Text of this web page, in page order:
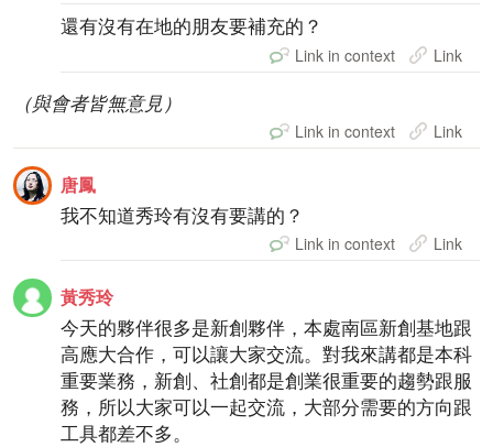
還有沒有在地的朋友要補充的？
Link in context Link
（與會者皆無意見）
Link in context Link
唐鳳
我不知道秀玲有沒有要講的？
Link in context Link
黃秀玲
今天的夥伴很多是新創夥伴，本處南區新創基地跟
高應大合作，可以讓大家交流。對我來講都是本科
重要業務，新創、社創都是創業很重要的趨勢跟服
務，所以大家可以一起交流，大部分需要的方向跟
工具都差不多。